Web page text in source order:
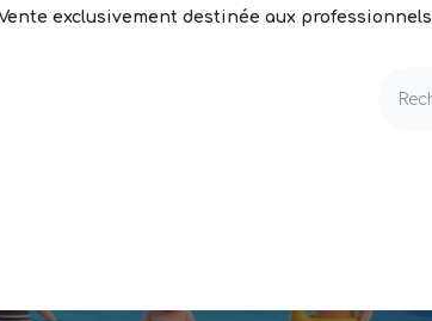
exclusivement destinée aux professionnels